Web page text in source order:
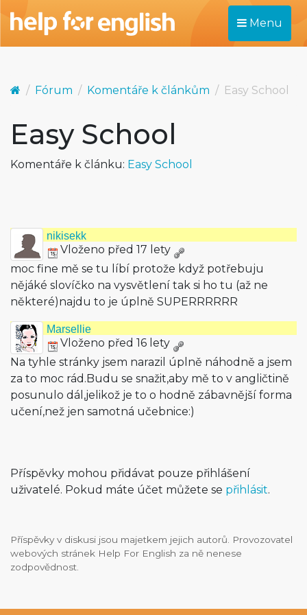
Menu
Fórum Komentáře k článkům Easy School
Easy School
Komentáře k článku: Easy School
nikisekk
Vloženo před 17 lety
moc fine mě se tu líbí protože když potřebuju
nějáké slovíčko na vysvětlení tak si ho tu (až ne
některé)najdu to je úplně SUPERRRRRR
Marsellie
Vloženo před 16 lety
Na tyhle stránky jsem narazil úplně náhodně a jsem
za to moc rád.Budu se snažit,aby mě to v angličtině
posunulo dál,jelikož je to o hodně zábavnější forma
učení,než jen samotná učebnice:)
Příspěvky mohou přidávat pouze přihlášení
uživatelé. Pokud máte účet můžete se přihlásit.
Příspěvky v diskusi jsou majetkem jejich autorů. Provozovatel
webových stránek Help For English za ně nenese
zodpovědnost.